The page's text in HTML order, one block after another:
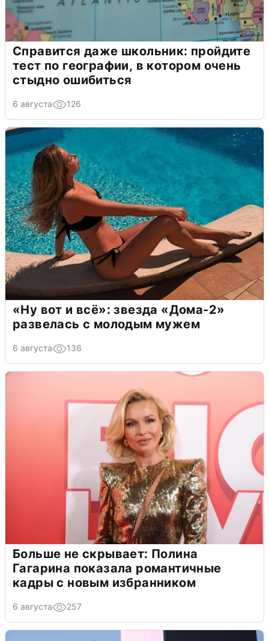
Справится даже школьник: пройдите
тест по географии, в котором очень
стыдно ошибиться
6 августа 126
«Ну вот и всё»: звезда «Дома-2»
развелась с молодым мужем
6 августа 136
Больше не скрывает: Полина
Гагарина показала романтичные
кадры с новым избранником
6 августа 257